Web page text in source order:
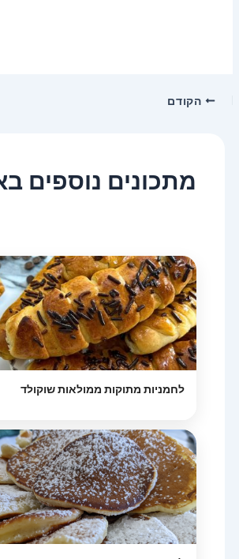
הקודם
מתכונים נוספים
לחמניות מתוקות ממולאות שוקולד